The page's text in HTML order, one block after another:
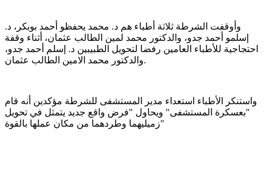
وأوقفت الشرطة ثلاثة أطباء هم د. محمد يحفظو أحمد بوبكر، د.
إسلمو أحمد جدو، والدكتور محمد لمين الطالب عثمان، أثناء وقفة
احتجاجية للأطباء العامين رفضا لتحويل الطبيبين د. إسلم أحمد جدو،
والدكتور محمد الامين الطالب عثمان.
واستنكر الأطباء استعداء مدير المستشفى للشرطة مؤكدين أنه قام
"بعسكرة المستشفى" ويحاول "فرض واقع جديد يتمثل في تحويل
زميليهما وطردهما من مكان عملها بالقوة"